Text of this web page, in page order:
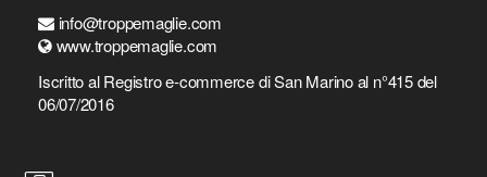
info@troppemaglie.com
www.troppemaglie.com
Iscritto al Registro e-commerce di San Marino al n°415 del
06/07/2016